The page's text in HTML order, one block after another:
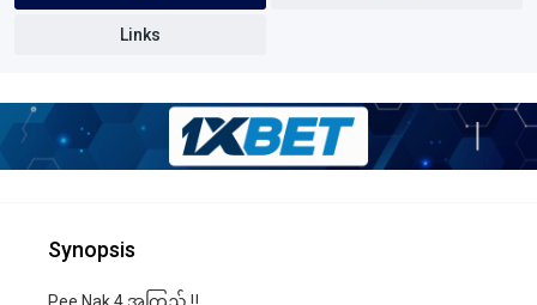
Links
Synopsis
Pee Nak 4 အကြည် ‼️